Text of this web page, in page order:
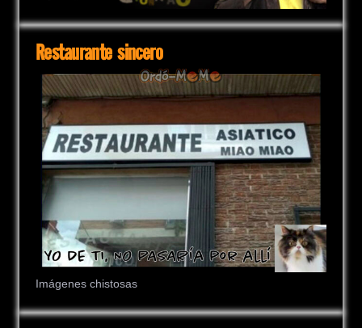
Restaurante sincero
Imágenes chistosas